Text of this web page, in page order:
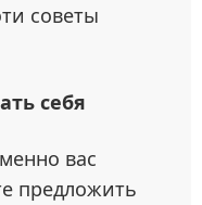
советы
себя
вас
предложить